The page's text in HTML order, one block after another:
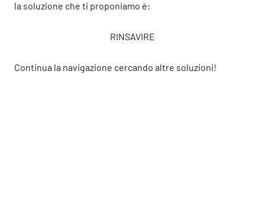
la soluzione che ti proponiamo è:
RINSAVIRE
Continua la navigazione cercando altre soluzioni!